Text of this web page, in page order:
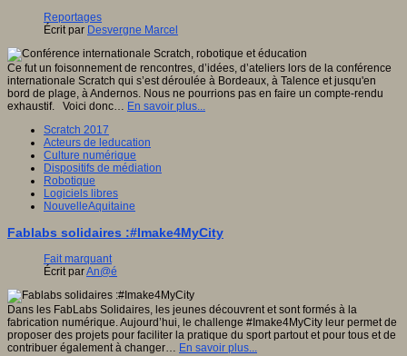
Reportages
Écrit par Desvergne Marcel
Ce fut un foisonnement de rencontres, d’idées, d’ateliers lors de la conférence
internationale Scratch qui s’est déroulée à Bordeaux, à Talence et jusqu'en
bord de plage, à Andernos. Nous ne pourrions pas en faire un compte-rendu
exhaustif. Voici donc… En savoir plus...
Scratch 2017
Acteurs de leducation
Culture numérique
Dispositifs de médiation
Robotique
Logiciels libres
NouvelleAquitaine
Fablabs solidaires :#Imake4MyCity
Fait marquant
Écrit parAn@é
Dans les FabLabs Solidaires, les jeunes découvrent et sont formés à la
fabrication numérique. Aujourd’hui, le challenge #Imake4MyCity leur permet de
proposer des projets pour faciliter la pratique du sport partout et pour tous et de
contribuer également à changer… En savoir plus...